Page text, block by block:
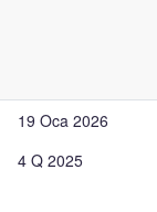
19 Oca 2026
4 Q 2025